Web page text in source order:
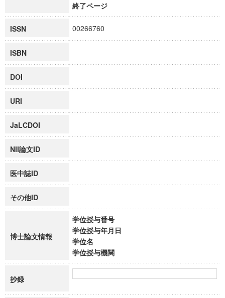
終了ページ
ISSN 00266760
ISBN
DOI
URI
JaLCDOI
NII論文ID
医中誌ID
その他ID
博士論文情報
学位授与番号
学位授与年月日
学位名
学位授与機関
抄録